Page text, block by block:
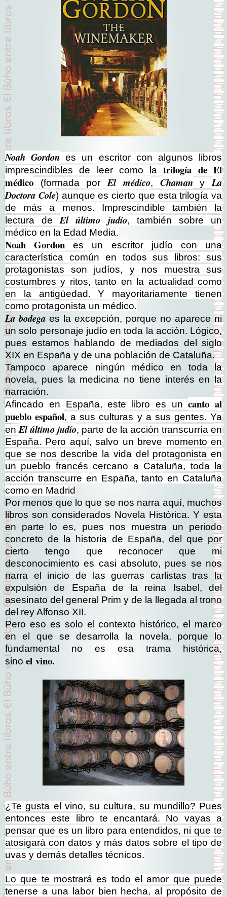
Noah Gordon es un escritor con algunos libros
imprescindibles de leer como latrilogía de El
médico (formada porEl médico, Chaman y La
Doctora Cole) aunque es cierto que esta trilogía va
de más a menos. Imprescindible también la
lectura deEl último judío, también sobre un
médico en la Edad Media.
Noah Gordon es un escritor judío con una
característica común en todos sus libros: sus
protagonistas son judíos, y nos muestra sus
costumbres y ritos, tanto en la actualidad como
en la antigüedad. Y mayoritariamente tienen
como protagonista un médico.
La bodega es la excepción, porque no aparece ni
un solo personaje judío en toda la acción. Lógico,
pues estamos hablando de mediados del siglo
XIX en España y de una población de Cataluña.
Tampoco aparece ningún médico en toda la
novela, pues la medicina no tiene interés en la
narración.
Afincado en España, este libro es uncanto al
pueblo español, a sus culturas y a sus gentes. Ya
en El último judío, parte de la acción transcurría en
España. Pero aquí, salvo un breve momento en
que se nos describe la vida del protagonista en
un pueblo francés cercano a Cataluña, toda la
acción transcurre en España, tanto en Cataluña
como en Madrid
Por menos que lo que se nos narra aquí, muchos
libros son considerados Novela Histórica. Y esta
en parte lo es, pues nos muestra un periodo
concreto de la historia de España, del que por
cierto tengo que reconocer que mi
desconocimiento es casi absoluto, pues se nos
narra el inicio de las guerras carlistas tras la
expulsión de España de la reina Isabel, del
asesinato del general Prim y de la llegada al trono
del rey Alfonso XII.
Pero eso es solo el contexto histórico, el marco
en el que se desarrolla la novela, porque lo
fundamental no es esa trama histórica,
sino el vino.
¿Te gusta el vino, su cultura, su mundillo? Pues
entonces este libro te encantará. No vayas a
pensar que es un libro para entendidos, ni que te
atosigará con datos y más datos sobre el tipo de
uvas y demás detalles técnicos.
Lo que te mostrará es todo el amor que puede
tenerse a una labor bien hecha, al propósito de